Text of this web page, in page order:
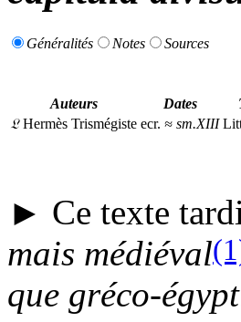
Généralités Notes Sources
Auteurs Dates
𝔏 Hermès Trismégiste ecr. ≈ sm.XIII
► Ce texte
mais médiéval
que gréco-